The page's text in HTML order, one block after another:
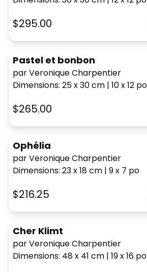
$295.00
Pastel et bonbon
par Veronique Charpentier
Dimensions: 25 x 30cm | 10 x 12 po
$265.00
Ophélia
par Veronique Charpentier
Dimensions: 23 x 18cm | 9 x 7 po
$216.25
Cher Klimt
par Veronique Charpentier
Dimensions: 48 x 41 cm | 19 x 16 po